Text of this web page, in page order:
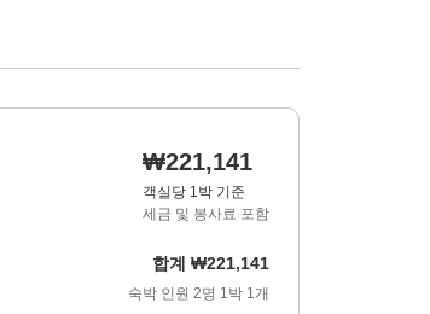
₩221,141
객실당 1박 기준
세금 및 봉사료 포함
합계 ₩221,141
숙박 인원 2명 1박 1개